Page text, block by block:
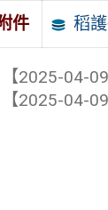
件 稻
【2025-04-09
【2025-04-09